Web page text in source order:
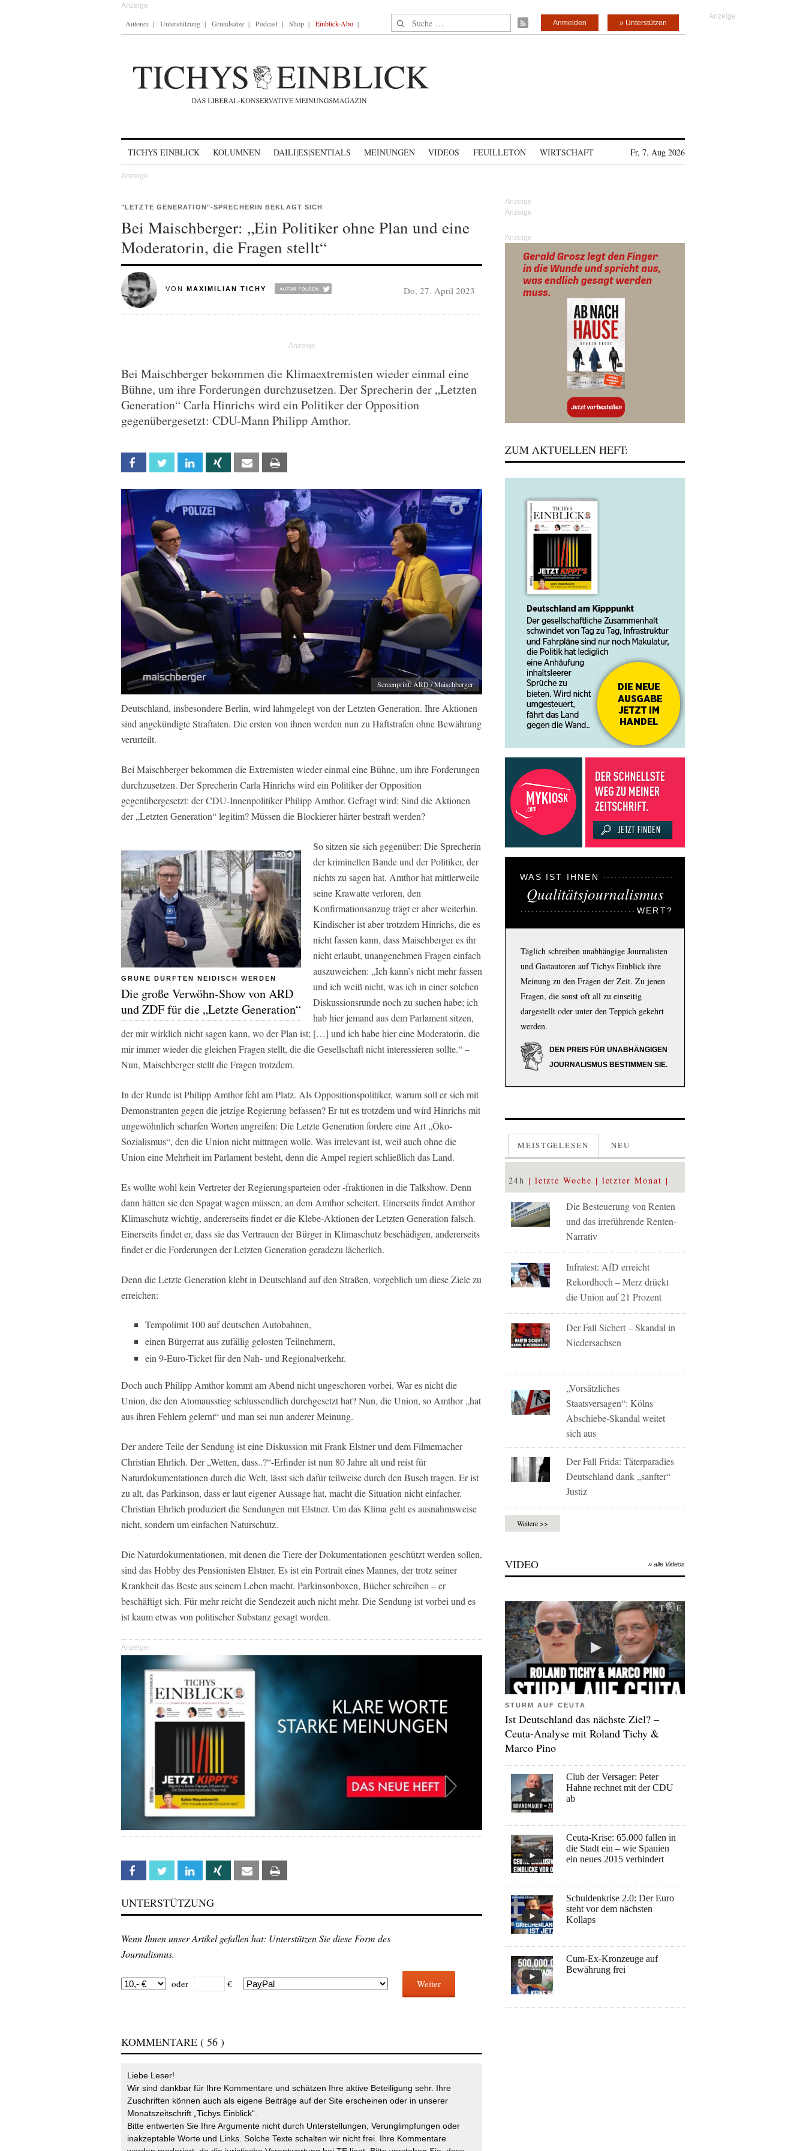
Autoren Unterstützung Grundsätze Podcast Shop Einblick-Abo Suche nach: » Unterstützen
Anmelden
TICHYS EINBLICK KOLUMNEN DAILI|ES|SENTIALS MEINUNGEN VIDEOS FEUILLETON WIRTSCHAFT Fr, 7. Aug 2026
"LETZTE GENERATION"-SPRECHERIN BEKLAGT SICH
Bei Maischberger: „Ein Politiker ohne Plan und eine
Moderatorin, die Fragen stellt“
VON MAXIMILIAN TICHY Do, 27. April 2023
Bei Maischberger bekommen die Klimaextremisten wieder einmal eine
Bühne, um ihre Forderungen durchzusetzen. Der Sprecherin der „Letzten
Generation“ Carla Hinrichs wird ein Politiker der Opposition
gegenübergesetzt: CDU-Mann Philipp Amthor.
Facebook Twitter Linkedin Xing Email
Screenprint: ARD / Maischberger
Deutschland, insbesondere Berlin, wird lahmgelegt von der Letzten Generation. Ihre Aktionen
sind angekündigte Straftaten. Die ersten von ihnen werden nun zu Haftstrafen ohne Bewährung
verurteilt.
Bei Maischberger bekommen die Extremisten wieder einmal eine Bühne, um ihre Forderungen
durchzusetzen. Der Sprecherin Carla Hinrichs wird ein Politiker der Opposition
gegenübergesetzt: der CDU-Innenpolitiker Philipp Amthor. Gefragt wird: Sind die Aktionen
der „Letzten Generation“ legitim? Müssen die Blockierer härter bestraft werden?
GRÜNE DÜRFTEN NEIDISCH WERDEN
Die große Verwöhn-Show von ARD
und ZDF für die „Letzte Generation“
So sitzen sie sich gegenüber: Die Sprecherin
der kriminellen Bande und der Politiker, der
nichts zu sagen hat. Amthor hat mittlerweile
seine Krawatte verloren, den
Konfirmationsanzug trägt er aber weiterhin.
Kindischer ist aber trotzdem Hinrichs, die es
nicht fassen kann, dass Maischberger es ihr
nicht erlaubt, unangenehmen Fragen einfach
auszuweichen: „Ich kann’s nicht mehr fassen
und ich weiß nicht, was ich in einer solchen
Diskussionsrunde noch zu suchen habe; ich
hab hier jemand aus dem Parlament sitzen,
der mir wirklich nicht sagen kann, wo der Plan ist; […] und ich habe hier eine Moderatorin, die
mir immer wieder die gleichen Fragen stellt, die die Gesellschaft nicht interessieren sollte.“ –
Nun, Maischberger stellt die Fragen trotzdem.
In der Runde ist Philipp Amthor fehl am Platz. Als Oppositionspolitiker, warum soll er sich mit
Demonstranten gegen die jetzige Regierung befassen? Er tut es trotzdem und wird Hinrichs mit
ungewöhnlich scharfen Worten angreifen: Die Letzte Generation fordere eine Art „Öko-
Sozialismus“, den die Union nicht mittragen wolle. Was irrelevant ist, weil auch ohne die
Union eine Mehrheit im Parlament besteht, denn die Ampel regiert schließlich das Land.
Es wollte wohl kein Vertreter der Regierungsparteien oder -fraktionen in die Talkshow. Denn
dann hätten sie den Spagat wagen müssen, an dem Amthor scheitert. Einerseits findet Amthor
Klimaschutz wichtig, andererseits findet er die Klebe-Aktionen der Letzten Generation falsch.
Einerseits findet er, dass sie das Vertrauen der Bürger in Klimaschutz beschädigen, andererseits
findet er die Forderungen der Letzten Generation geradezu lächerlich.
Denn die Letzte Generation klebt in Deutschland auf den Straßen, vorgeblich um diese Ziele zu
erreichen:
Tempolimit 100 auf deutschen Autobahnen,
einen Bürgerrat aus zufällig gelosten Teilnehmern,
ein 9-Euro-Ticket für den Nah- und Regionalverkehr.
Doch auch Philipp Amthor kommt am Abend nicht ungeschoren vorbei. War es nicht die
Union, die den Atomausstieg schlussendlich durchgesetzt hat? Nun, die Union, so Amthor „hat
aus ihren Fehlern gelernt“ und man sei nun anderer Meinung.
Der andere Teile der Sendung ist eine Diskussion mit Frank Elstner und dem Filmemacher
Christian Ehrlich. Der „Wetten, dass..?“-Erfinder ist nun 80 Jahre alt und reist für
Naturdokumentationen durch die Welt, lässt sich dafür teilweise durch den Busch tragen. Er ist
zu alt, das Parkinson, dass er laut eigener Aussage hat, macht die Situation nicht einfacher.
Christian Ehrlich produziert die Sendungen mit Elstner. Um das Klima geht es ausnahmsweise
nicht, sondern um einfachen Naturschutz.
Die Naturdokumentationen, mit denen die Tiere der Dokumentationen geschützt werden sollen,
sind das Hobby des Pensionisten Elstner. Es ist ein Portrait eines Mannes, der trotz seiner
Krankheit das Beste aus seinem Leben macht. Parkinsonboxen, Bücher schreiben – er
beschäftigt sich. Für mehr reicht die Sendezeit auch nicht mehr. Die Sendung ist vorbei und es
ist kaum etwas von politischer Substanz gesagt worden.
Anzeige
Facebook Twitter Linkedin Xing Email
UNTERSTÜTZUNG
Wenn Ihnen unser Artikel gefallen hat: Unterstützen Sie diese Form des
Journalismus.
oder € Weiter
KOMMENTARE ( 56 )
Liebe Leser!
Wir sind dankbar für Ihre Kommentare und schätzen Ihre aktive Beteiligung sehr. Ihre
Zuschriften können auch als eigene Beiträge auf der Site erscheinen oder in unserer
Monatszeitschrift „Tichys Einblick“.
Bitte entwerten Sie Ihre Argumente nicht durch Unterstellungen, Verunglimpfungen oder
inakzeptable Worte und Links. Solche Texte schalten wir nicht frei. Ihre Kommentare
Anzeige
ZUM AKTUELLEN HEFT:
WAS IST IHNEN
Qualitätsjournalismus
WERT?
Täglich schreiben unabhängige Journalisten
und Gastautoren auf Tichys Einblick ihre
Meinung zu den Fragen der Zeit. Zu jenen
Fragen, die sonst oft all zu einseitig
dargestellt oder unter den Teppich gekehrt
werden.
DEN PREIS FÜR UNABHÄNGIGEN
JOURNALISMUS BESTIMMEN SIE.
MEISTGELESEN NEU
24h letzte Woche letzter Monat
Die Besteuerung von Renten
und das irreführende Renten-
Narrativ
Infratest: AfD erreicht
Rekordhoch – Merz drückt
die Union auf 21 Prozent
Der Fall Sichert – Skandal in
Niedersachsen
„Vorsätzliches
Staatsversagen“: Kölns
Abschiebe-Skandal weitet
sich aus
Der Fall Frida: Täterparadies
Deutschland dank „sanfter“
Justiz
Weitere >>
VIDEO » alle Videos
STURM AUF CEUTA
Ist Deutschland das nächste Ziel? –
Ceuta-Analyse mit Roland Tichy &
Marco Pino
Club der Versager: Peter
Hahne rechnet mit der CDU
ab
Ceuta-Krise: 65.000 fallen in
die Stadt ein – wie Spanien
ein neues 2015 verhindert
Schuldenkrise 2.0: Der Euro
steht vor dem nächsten
Kollaps
Cum-Ex-Kronzeuge auf
Bewährung frei